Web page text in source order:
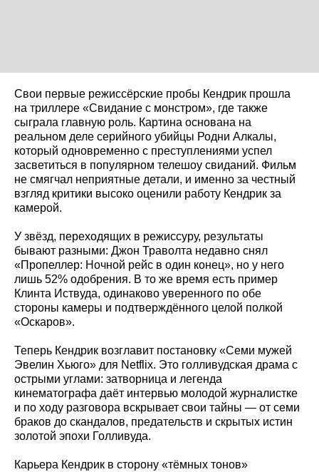
Свои первые режиссёрские пробы Кендрик прошла
на триллере «Свидание с монстром», где также
сыграла главную роль. Картина основана на
реальном деле серийного убийцы Родни Алкалы,
который одновременно с преступлениями успел
засветиться в популярном телешоу свиданий. Фильм
не смягчал неприятные детали, и именно за честный
взгляд критики высоко оценили работу Кендрик за
камерой.
У звёзд, переходящих в режиссуру, результаты
бывают разными: Джон Траволта недавно снял
«Пропеллер: Ночной рейс в один конец», но у него
лишь 52% одобрения. В то же время есть пример
Клинта Иствуда, одинаково уверенного по обе
стороны камеры и подтверждённого целой полкой
«Оскаров».
Теперь Кендрик возглавит постановку «Семи мужей
Эвелин Хьюго» для Netflix. Это голливудская драма с
острыми углами: затворница и легенда
кинематографа даёт интервью молодой журналистке
и по ходу разговора вскрывает свои тайны — от семи
браков до скандалов, предательств и скрытых истин
золотой эпохи Голливуда.
Карьера Кендрик в сторону «тёмных тонов»